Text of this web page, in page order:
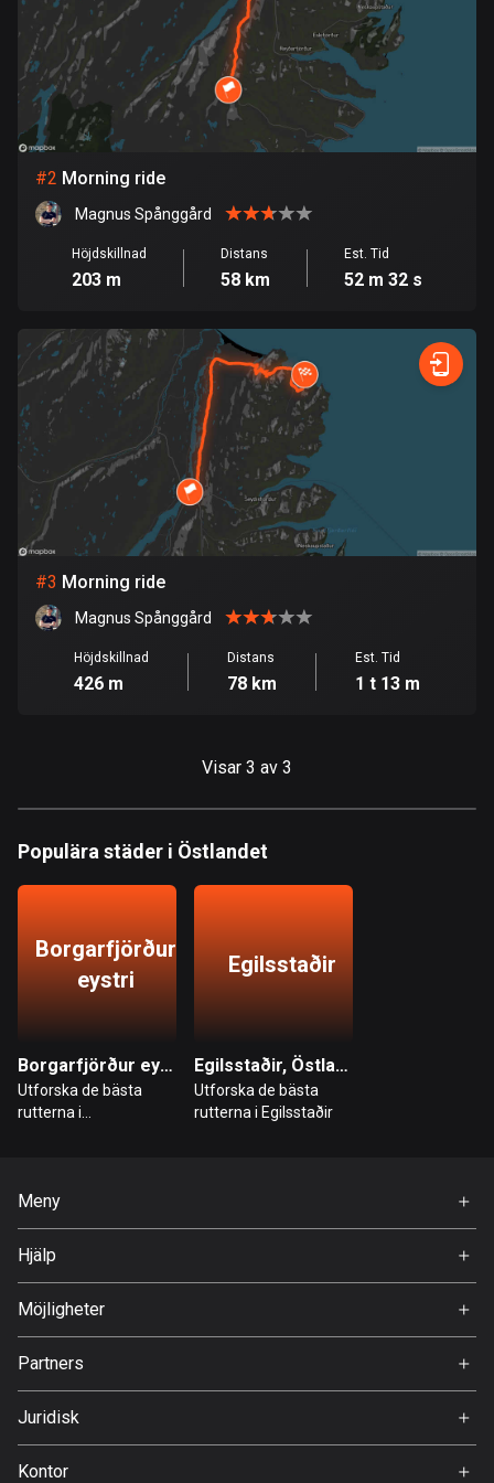
Bahrain
17 rutter
Bangladesh
409 rutter
15 rutter
141 rutter
4910 rutter
Belize
17 rutter
Bhutan
3 rutter
Bolivia
Bosnien och Hercegovina
Botswana
Brunei
723 rutter
Burkina Faso
Chile
589 rutter
Costa Rica
149 rutter
4 rutter
Cypern
#2 Morning ride
Magnus Spånggård
Höjdskillnad
203 m
Distans
58 km
Est. Tid
52 m 32 s
#3 Morning ride
Magnus Spånggård
Höjdskillnad
426 m
Distans
78 km
Est. Tid
1 t 13 m
Visar 3 av 3
Populära städer i Östlandet
Borgarfjörður
eystri
Borgarfjörður eystri, Östlandet
Utforska de bästa
rutterna i
Egilsstaðir
Egilsstaðir, Östlandet
Utforska de bästa
rutterna i Egilsstaðir
Meny
Om Oss
Hjälp
Möjligheter
Partners
Juridisk
Kontor